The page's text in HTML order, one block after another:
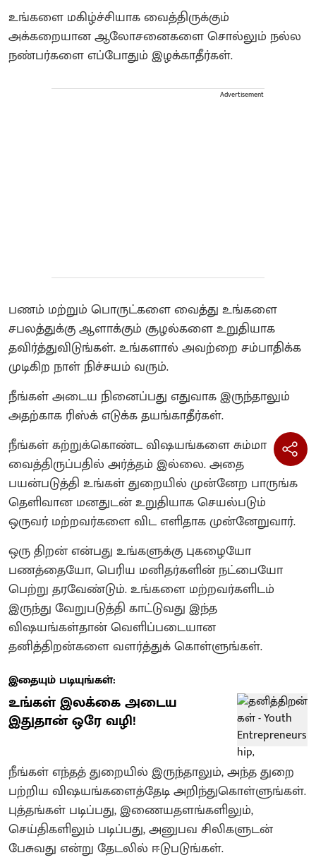
உங்களை மகிழ்ச்சியாக வைத்திருக்கும்
அக்கறையான ஆலோசனைகளை சொல்லும் நல்ல
நண்பர்களை எப்போதும் இழக்காதீர்கள்.
Advertisement
பணம் மற்றும் பொருட்களை வைத்து உங்களை
சபலத்துக்கு ஆளாக்கும் சூழல்களை உறுதியாக
தவிர்த்துவிடுங்கள். உங்களால் அவற்றை சம்பாதிக்க
முடிகிற நாள் நிச்சயம் வரும்.
நீங்கள் அடைய நினைப்பது எதுவாக இருந்தாலும்
அதற்காக ரிஸ்க் எடுக்க தயங்காதீர்கள்.
நீங்கள் கற்றுக்கொண்ட விஷயங்களை சும்மா
வைத்திருப்பதில் அர்த்தம் இல்லை. அதை
பயன்படுத்தி உங்கள் துறையில் முன்னேற பாருங்க
தெளிவான மனதுடன் உறுதியாக செயல்படும்
ஒருவர் மற்றவர்களை விட எளிதாக முன்னேறுவார்.
ஒரு திறன் என்பது உங்களுக்கு புகழையோ
பணத்தையோ, பெரிய மனிதர்களின் நட்பையோ
பெற்று தரவேண்டும். உங்களை மற்றவர்களிடம்
இருந்து வேறுபடுத்தி காட்டுவது இந்த
விஷயங்கள்தான் வெளிப்படையான
தனித்திறன்களை வளர்த்துக் கொள்ளுங்கள்.
இதையும் படியுங்கள்:
உங்கள் இலக்கை அடைய
இதுதான் ஒரே வழி!
நீங்கள் எந்தத் துறையில் இருந்தாலும், அந்த துறை
பற்றிய விஷயங்களைத்தேடி அறிந்துகொள்ளுங்கள்.
புத்தங்கள் படிப்பது, இணையதளங்களிலும்,
செய்திகளிலும் படிப்பது, அனுபவ சிலிகளுடன்
பேசுவது என்று தேடலில் ஈடுபடுங்கள்.